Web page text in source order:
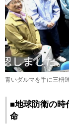
青いダルマを手に三枡
■地球防衛の
命